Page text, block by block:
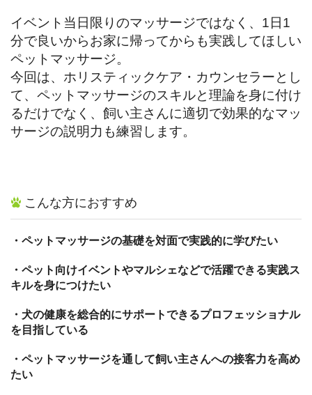
イベント当日限りのマッサージではなく、1日1
分で良いからお家に帰ってからも実践してほしい
ペットマッサージ。
今回は、ホリスティックケア・カウンセラーとし
て、ペットマッサージのスキルと理論を身に付け
るだけでなく、飼い主さんに適切で効果的なマッ
サージの説明力も練習します。
こんな方におすすめ
・ペットマッサージの基礎を対面で実践的に学びたい
・ペット向けイベントやマルシェなどで活躍できる実践ス
キルを身につけたい
・犬の健康を総合的にサポートできるプロフェッショナル
を目指している
・ペットマッサージを通して飼い主さんへの接客力を高め
たい